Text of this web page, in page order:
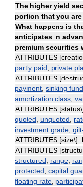
The higher yield
portion that you
What happens is
anticipates in
premium securities
ATTRIBUTES
partly paid
private
ATTRIBUTES
payment sinking fund
amortization class
ATTRIBUTES
quoted
unquoted
investment grade
ATTRIBUTES [size\]:
ATTRIBUTES
structured
range
protected capital
floating rate